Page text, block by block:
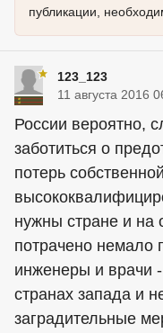
публикации,
123_123
11 августа 2016
России вероятно,
заботиться о
потерь
нужны стране и на
потрачено немало
инженеры и врачи
странах запада и
заградительные